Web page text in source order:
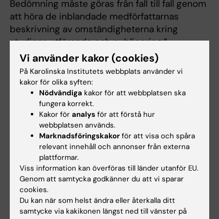
Bedömning måste göras från fall till fall genom
att höra de inblandade medförfattarnas
beskrivning av omständigheterna kring
studiens utförande och publicering.”.
Den aktuella studien inkluderar ett flertal olika
metoder som utförts av medförfattare. Den
som är expert på en viss metod kan sakna
förutsättningar att ta ansvar för de
sammantagna slutliga resultaten och därför
har varje författares ansvar bedömts
individuellt.
KI gör bedömningen att Paolo Macchiarini och
ytterligare tre av artikelförfattarna har haft
insyn och överblick i hela eller stora delar av
processen, och ska fällas för forskningsfusk.
De övriga författarna har bidragit med delar
Vi använder kakor (cookies)
På Karolinska Institutets webbplats använder vi
kakor för olika syften:
Nödvändiga kakor för att webbplatsen ska
fungera korrekt.
Kakor för analys för att förstå hur
webbplatsen används.
Marknadsföringskakor för att visa och spåra
relevant innehåll och annonser från externa
plattformar.
Viss information kan överföras till länder utanför EU.
Genom att samtycka godkänner du att vi sparar
cookies.
Du kan när som helst ändra eller återkalla ditt
samtycke via kakikonen längst ned till vänster på